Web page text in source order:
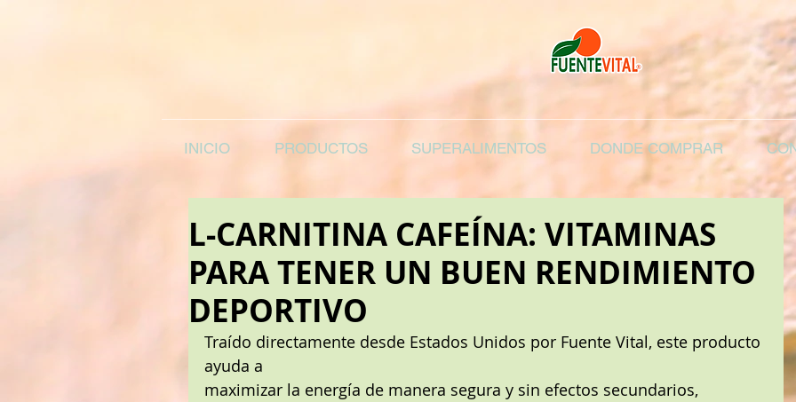
INICIO PRODUCTOS SUPERALIMENTOS DONDE COMPRAR
L-CARNITINA CAFEÍNA: VITAMINAS
PARA TENER UN BUEN RENDIMIENTO
DEPORTIVO
Traído directamente desde Estados Unidos por Fuente Vital, este producto
ayuda a
maximizar la energía de manera segura y sin efectos secundarios,